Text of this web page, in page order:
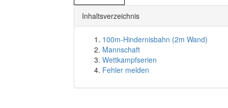
Inhaltsverzeichnis
100m-Hindernisbahn (2m Wand)
Mannschaft
Wettkampfserien
Fehler melden